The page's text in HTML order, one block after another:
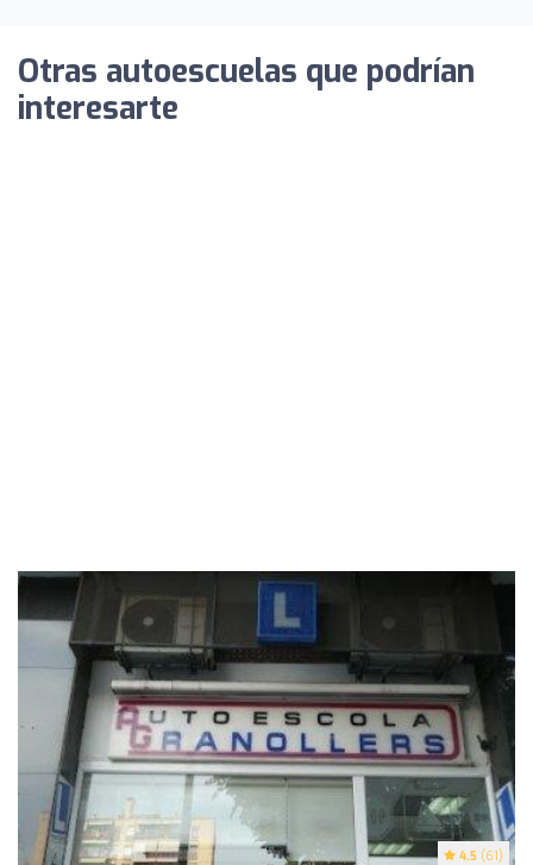
Otras autoescuelas que podrían
interesarte
4.5 (61)